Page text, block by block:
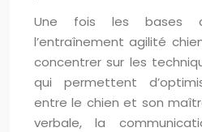
Une fois les bases
l’entraînement agilité
concentrer sur les
qui permettent
entre le chien et son
verbale, la